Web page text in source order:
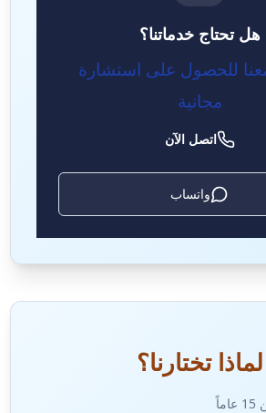
هل تحتاج خدماتنا؟
للحصول على استشارة
مجانية
اتصل الآن
واتساب
لماذا تختارنا؟